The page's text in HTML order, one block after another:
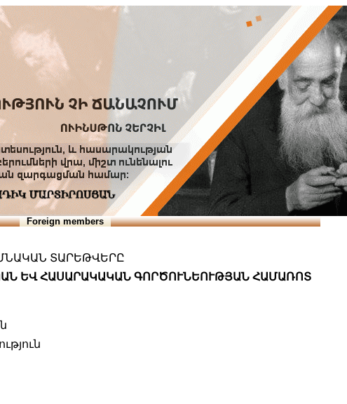
Տուն Օգնություն ՆԱԽԱՊԱՏՎՈՒԹՅՈՒՆՆԵՐ
Foreign members
ՏԱՐԵԹՎԵՐԸ
ԵՎ ՀԱՍԱՐԱԿԱԿԱՆ ԳՈՐԾՈՒՆԵՈՒԹՅԱՆ ՀԱՄԱՌՈՏ